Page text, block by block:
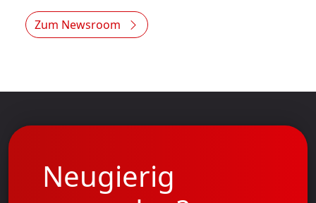
Zum Newsroom
Neugierig